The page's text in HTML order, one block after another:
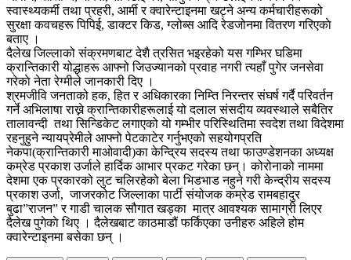
स्वास्थ्यकर्मी तथा प्रहरी, आर्मी र क्वारेन्टाइनमा खट्ने अन्य कर्मचारीहरूको
सुरक्षा कवचहरू पिपिई, डाक्टर किड, ग्लोब्स आदि रेडजोनमा वितरण गरिएकाे
बताए ।
दैलेख जिल्लाको संक्रमणबाट देशै त्रसित भइरहेको यस गम्भिर घडिमा
क्रान्तिकारी योद्धाहरू आफ्नो जिउज्यानको प्रवाह नगरी त्यहाँ पुगेर जनसेवा
गरेकाे नेता रेग्मीले जानकारी दिए ।
श्रमजीवि जनताको हक, हित र अधिकारका निम्ति निरन्तर संघर्ष गर्दै परिवर्तन
गर्ने अभिलाषा राख्ने क्रान्तिकारीहरूलाई यो दलाल संसदीय व्यवस्थाले सबैतिर
तालावन्दी तथा सिन्डिकेट लगाएको यो गम्भीर परिस्थितिमा स्वदेश तथा विदेशमा
रहनुहुने न्यायप्रेमीले आफ्नो पेटकाटेर गर्नुभएको सहयोगप्रति
नेकपा(क्रान्तिकारी माओवादी)का केन्द्रिय सदस्य तथा फाउण्डेशनका अध्यक्ष
कम्रेड प्रकाश उर्जाले हार्दिक आभार प्रकट गरेका छन्। कोरोनाको नाममा
देशमा एक प्रकारको लुट चलिरहेको बेला भिडभाड नहुने गरी केन्द्रीय सदस्य
प्रकाश उर्जा, जाजरकोट जिल्लाका पार्टी संयोजक कम्रेड रामबहादुर
बुढा”राजन” र गाडी चालक सौगात खड्का मात्र आवश्यक सामाग्री लिएर
दैलेख पुगेकाे थिए । दैलेखबाट काठमाडौं फर्किएका उनीहरु अहिले होम
क्वारेन्टाइनमा बसेका छन् ।